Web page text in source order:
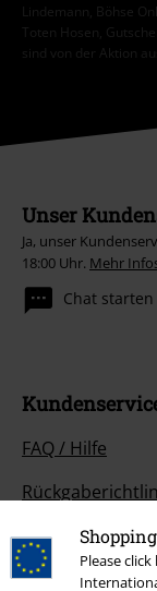
Please
Lindemann, Böhse
Toten Hosen,
sind von der Aktion
Unser
Ja, unser
18:00 Uhr. Mehr
Chat starten
FAQ / Hilfe
Artikel
Größentabelle